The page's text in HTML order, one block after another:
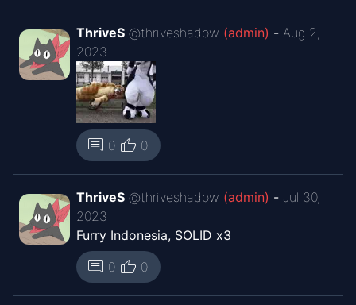
ThriveS @thriveshadow (admin) - Aug 2,
2023
comment 0 thumb_up 0
ThriveS @thriveshadow (admin) - Jul 30,
2023
Furry Indonesia, SOLID x3
comment 0 thumb_up 0